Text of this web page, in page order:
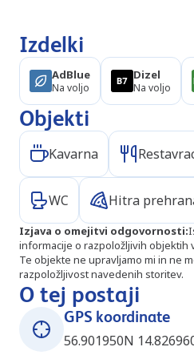
Izdelki
AdBlue
Na voljo
Dizel
Na voljo
Objekti
Kavarna
WC Hitra
Izjava o omejitvi odgovornosti:
informacije o razpoložljivih objektih
Te objekte ne upravljamo mi in ne
razpoložljivost navedenih storitev.
O tej postaji
GPS koordinate
56.901950N